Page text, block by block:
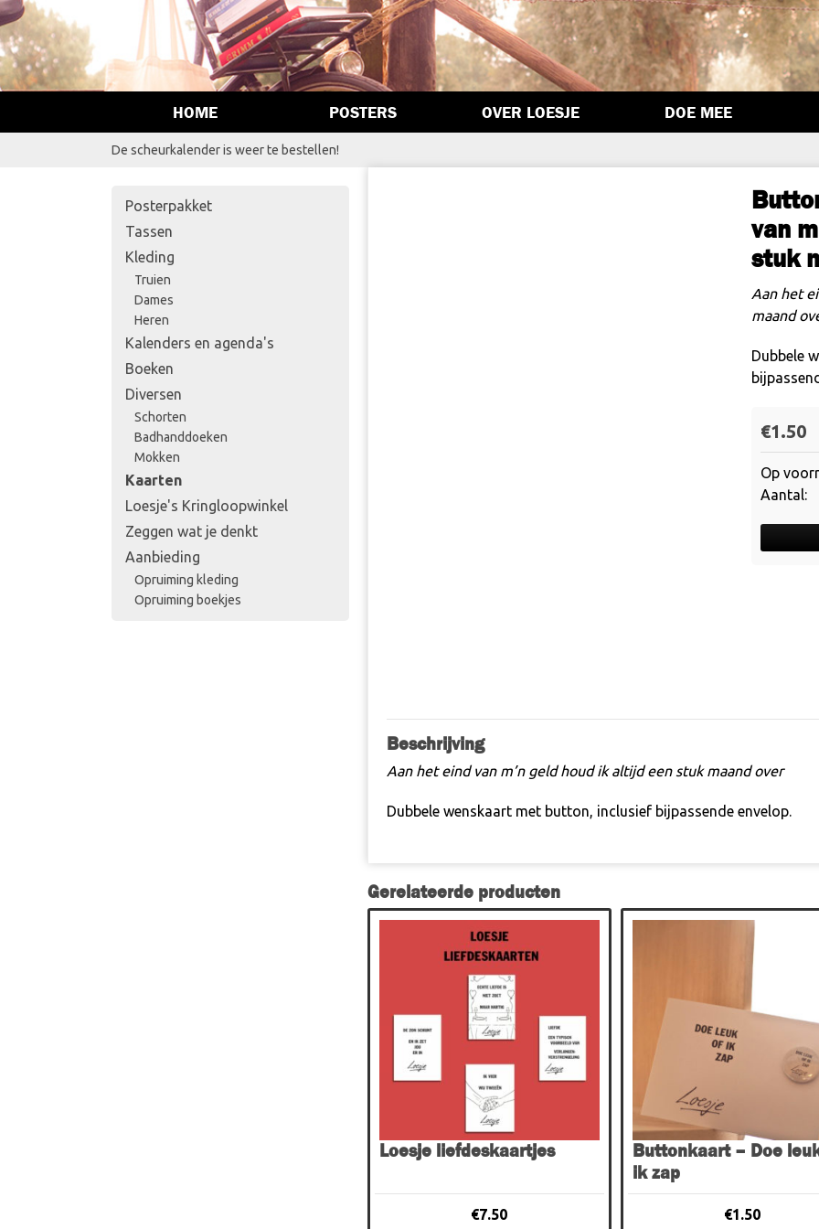
HOME POSTERS OVER LOESJE DOE MEE
De scheurkalender is weer te bestellen!
Posterpakket
Tassen
Kleding
Truien
Dames
Heren
Kalenders en agenda's
Boeken
Diversen
Schorten
Badhanddoeken
Mokken
Kaarten
Loesje's Kringloopwinkel
Zeggen wat je denkt
Aanbieding
Opruiming kleding
Opruiming boekjes
van
stuk
Aan het
maand
Dubbele
€1.50
Op
Beschrijving
Aan het eind van m’n geld houd ik altijd een stuk maand over
Dubbele wenskaart met button, inclusief bijpassende envelop.
Gerelateerde producten
Loesje liefdeskaartjes
€7.50
Buttonkaart – Doe
ik zap
€1.50